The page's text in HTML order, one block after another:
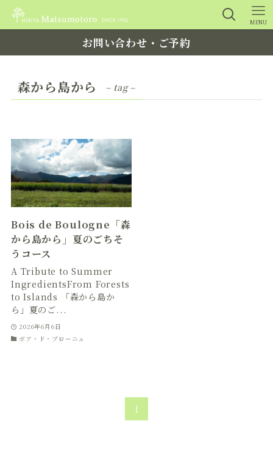
MENU
お問い合わせ・ご予約
森から島から – tag –
Bois de Boulogne「森
から島から」夏のごちそ
うコース
A Tribute to Summer
IngredientsFrom Forests
to Islands 「森から島か
ら」夏のご...
2026年6月6日
ボア・ド・ブローニュ
1